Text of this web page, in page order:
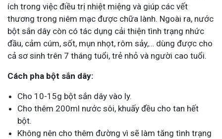
ích trong việc điều trị nhiệt miệng và giúp các vết
thương trong niêm mạc được chữa lành. Ngoài ra, nước
bột sắn dây còn có tác dụng cải thiện tình trạng nhức
đầu, cảm cúm, sốt, mụn nhọt, rôm sảy,… dùng được cho
cả sơ sinh trên 7 tháng tuổi, trẻ nhỏ và người cao tuổi.
Cách pha bột sắn dây:
Cho 10-15g bột sắn dây vào ly.
Cho thêm 200ml nước sôi, khuấy đều cho tan hết
bột.
Không nên cho thêm đường vì sẽ làm tăng tình trạng